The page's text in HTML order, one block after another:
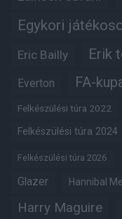
Egykori
Eric Bailly Erik
Everton FA-
Felkészülési túra 2022
Felkészülési túra 2024
Felkészülési túra 2026
Glazer Hannibal
Harry Maguire